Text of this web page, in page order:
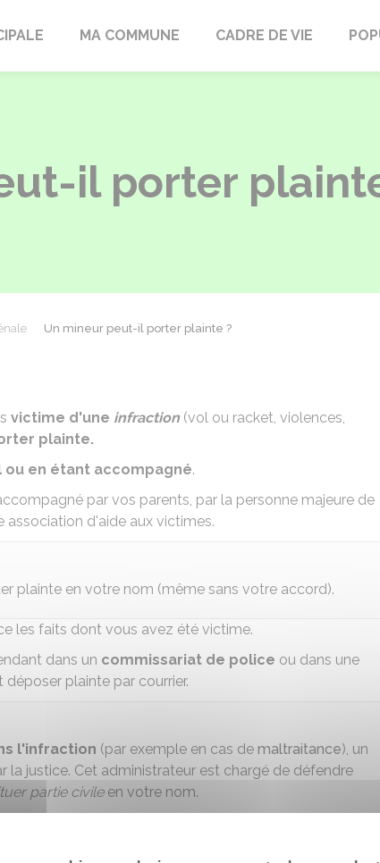
MA COMMUNE CADRE DE VIE
il porter
Un mineur peut-il porter plainte ?
victime d'une infraction(vol ou racket, violences,
plainte.
ou en étant accompagné.
par vos parents, par la personne majeure de
d'aide aux victimes.
plainte en votre nom (même sans votre accord).
les faits dont vous avez été victime.
dans un commissariat de police ou dans une
plainte par courrier.
l'infraction (par exemple en cas de maltraitance), un
la justice. Cet administrateur est chargé de défendre
partie civileen votre nom.